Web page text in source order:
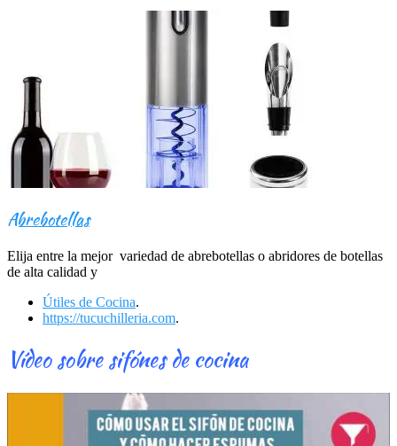
Abrebotellas
Elija entre la mejor variedad de abrebotellas o abridores de botellas
de alta calidad y
Útiles de Cocina.
https://tucuchilleria.com.
Vídeo sobre sifónes de cocina